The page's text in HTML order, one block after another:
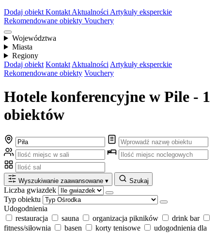
Dodaj obiekt Kontakt Aktualności Artykuły eksperckie
Rekomendowane obiekty Vouchery
Województwa
Miasta
Regiony
Dodaj obiekt Kontakt Aktualności Artykuły eksperckie
Rekomendowane obiekty Vouchery
Hotele konferencyjne w Pile - 1
obiektów
Wyszukiwanie zaawansowane ▾ Szukaj
Liczba gwiazdek
Typ obiektu
Udogodnienia
restauracja
sauna organizacja pikników
drink bar
fitness/siłownia
basen korty tenisowe
udogodnienia dla